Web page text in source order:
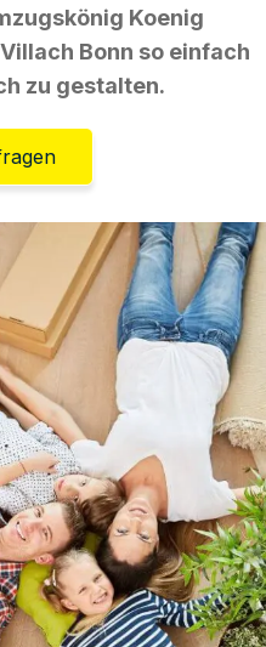
Koenig
Bonn so einfach
zu gestalten.